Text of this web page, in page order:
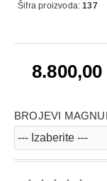
Šifra proizvoda: 137
BROJEVI